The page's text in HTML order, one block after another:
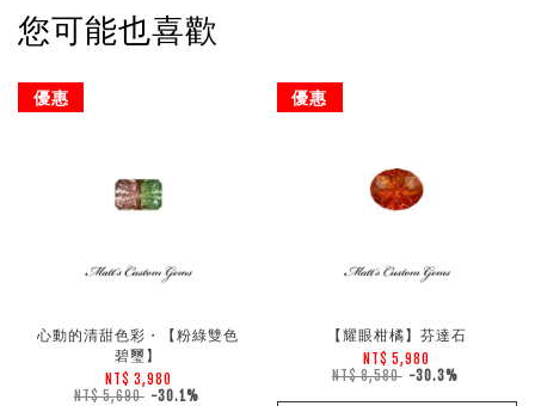
您可能也喜歡
優惠
心動的清甜色彩・【粉綠雙色
碧璽】
NT$ 3,980
NT$ 5,690 -30.1%
優惠
【耀眼柑橘】芬達石
NT$ 5,980
NT$ 8,580 -30.3%